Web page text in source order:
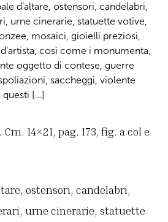
d’altare, ostensori, candelabri,
urne cinerarie, statuette votive,
mosaici, gioielli preziosi,
così come i monumenta,
oggetto di contese, guerre
saccheggi, violente
questi […]
14×21, pag. 173, fig. a col e
ostensori, candelabri,
urne cinerarie, statuette